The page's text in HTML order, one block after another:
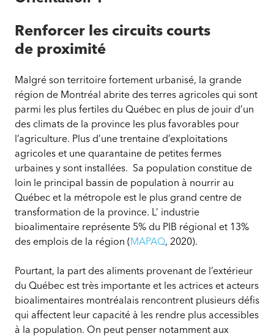
Renforcer les circuits courts
de proximité
Malgré son territoire fortement urbanisé, la grande
région de Montréal abrite des terres agricoles qui sont
parmi les plus fertiles du Québec en plus de jouir d’un
des climats de la province les plus favorables pour
l’agriculture. Plus d’une trentaine d’exploitations
agricoles et une quarantaine de petites fermes
urbaines y sont installées. Sa population constitue de
loin le principal bassin de population à nourrir au
Québec et la métropole est le plus grand centre de
transformation de la province. L’ industrie
bioalimentaire représente 5% du PIB régional et 13%
des emplois de la région (MAPAQ, 2020).
Pourtant, la part des aliments provenant de l’extérieur
du Québec est très importante et les actrices et acteurs
bioalimentaires montréalais rencontrent plusieurs défis
qui affectent leur capacité à les rendre plus accessibles
à la population. On peut penser notamment aux